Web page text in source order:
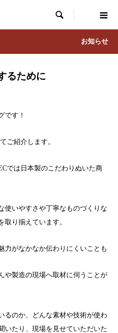

お知らせ
るために
です！
ご紹介します。
では日本製のこだわりぬいた商
使いやすさや丁寧なものづくりな
取り揃えています。
力がなかなか伝わりにくいことも
や製造の現場へ取材に伺うことが
るのか、どんな素材や技術が使わ
いたり、現場を見せていただいた